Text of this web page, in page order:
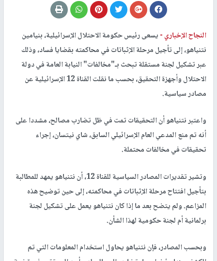
النجاح الإخباري -يسعى رئيس حكومة الاحتلال الإسرائيلية، بنيامين
نتنياهو، إلى تأجيل مرحلة الإثباتات في محاكمته بقضايا فساد، وذلك
عبر تشكيل لجنة مستقلة تبحث بـ"مخالفات" النيابة العامة في دولة
الاحتلال وأجهزة التحقيق، بحسب ما نقلت القناة 12 الإسرائيلية عن
مصادر سياسية.
واعتبر نتنياهو أن التحقيقات تمت في ظل تضارب مصالح، مشددا على
أنه تم منع المدعي العام الإسرائيلي السابق، شاي نيتسان، إجراء
تحقيقات في مخالفات محتملة.
وتشير تقديرات المصادر السياسية للقناة 12، أن نتنياهو يمهد للمطالبة
بتأجيل افتتاح مرحلة الإثباتات في محاكمته، إلى حين توضيح هذه
المزاعم. ولم يتضح بعد ما إذا كان نتنياهو يعمل على تشكيل لجنة
برلمانية أم لجنة حكومية لهذا الشأن.
وبحسب المصادر، فإن نتنياهو يحاول استخدام المعلومات التي تم